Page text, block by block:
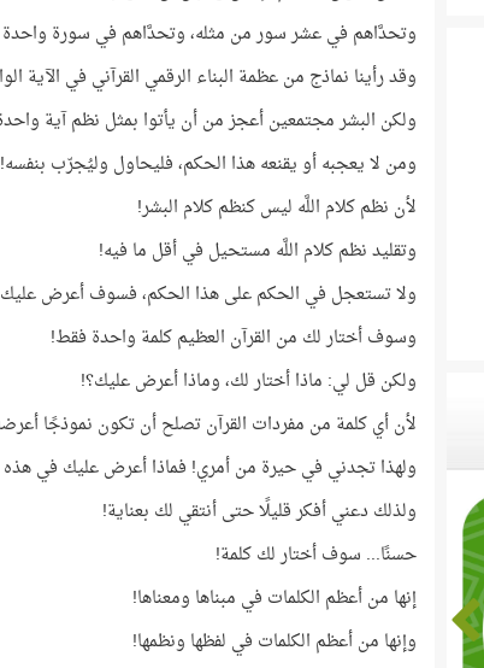
وتحدَّاهم في عشر سور من مثله، وتحدَّاهم في سورة
وقد رأينا نماذج من عظمة البناء الرقمي القرآني في الآية
ولكن البشر مجتمعين أعجز من أن يأتوا بمثل نظم آية
ومن لا يعجبه أو يقنعه هذا الحكم، فليحاول وليُجرّب بنفسه!
لأن نظم كلام اللَّه ليس كنظم كلام البشر!
وتقليد نظم كلام اللَّه مستحيل في أقل ما فيه!
ولا تستعجل في الحكم على هذا الحكم، فسوف أعرض عليك
وسوف أختار لك من القرآن العظيم كلمة واحدة فقط!
ولكن قل لي: ماذا أختار لك، وماذا أعرض عليك؟!
لأن أي كلمة من مفردات القرآن تصلح أن تكون نموذجًا
ولهذا تجدني في حيرة من أمري! فماذا أعرض عليك في هذه
ولذلك دعني أفكر قليلًا حتى أنتقي لك بعناية!
حسنًا... سوف أختار لك كلمة!
إنها من أعظم الكلمات في مبناها ومعناها!
وإنها من أعظم الكلمات في لفظها ونظمها!